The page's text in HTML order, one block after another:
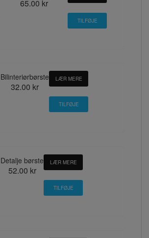
65.00 kr
Bilinteriørbørste
32.00 kr
LÆR MERE
Detalje børste
52.00 kr
LÆR MERE